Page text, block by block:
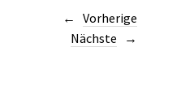
Vorherige
Nächste